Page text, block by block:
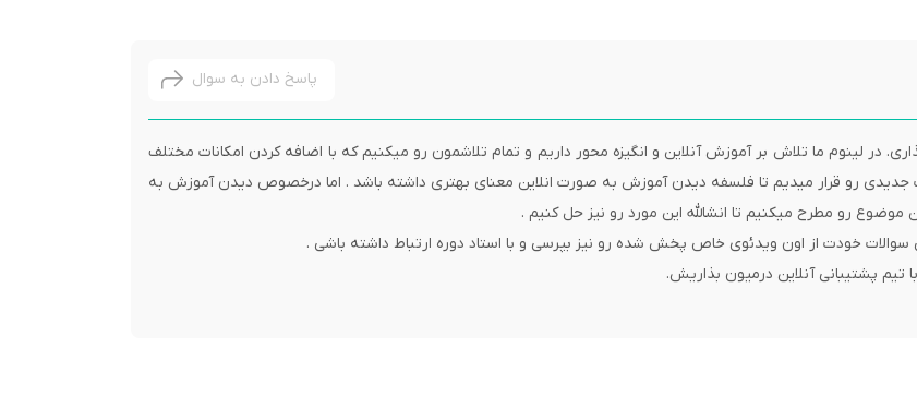
پاسخ دادن به سوال
در لینوم ما تلاش بر آموزش آنلاین و انگیزه محور داریم و تمام تلاشمون رو میکنیم که با اضافه کردن امکانات مختلف
جدیدی رو قرار میدیم تا فلسفه دیدن آموزش به صورت انلاین معنای بهتری داشته باشد . اما درخصوص دیدن آموزش به